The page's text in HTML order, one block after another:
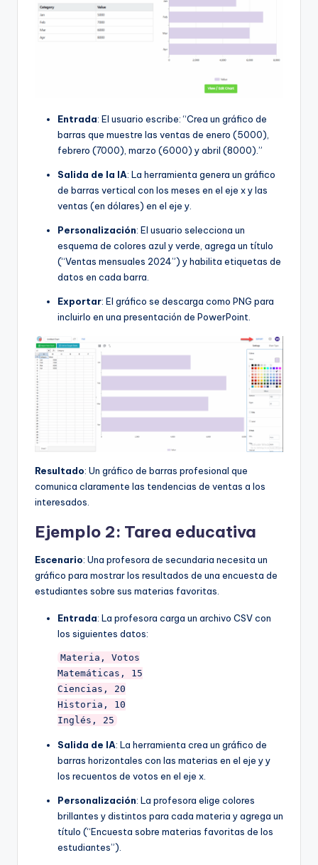
Entrada: El usuario escribe: “Crea un gráfico de
barras que muestre las ventas de enero (5000),
febrero (7000), marzo (6000) y abril (8000).”
Salida de la IA: La herramienta genera un gráfico
de barras vertical con los meses en el eje x y las
ventas (en dólares) en el eje y.
Personalización: El usuario selecciona un
esquema de colores azul y verde, agrega un título
(“Ventas mensuales 2024”) y habilita etiquetas de
datos en cada barra.
Exportar: El gráfico se descarga como PNG para
incluirlo en una presentación de PowerPoint.
Resultado: Un gráfico de barras profesional que
comunica claramente las tendencias de ventas a los
interesados.
Ejemplo 2: Tarea educativa
Escenario: Una profesora de secundaria necesita un
gráfico para mostrar los resultados de una encuesta de
estudiantes sobre sus materias favoritas.
Entrada: La profesora carga un archivo CSV con
los siguientes datos:
Materia, Votos
Matemáticas, 15
Ciencias, 20
Historia, 10
Inglés, 25
Salida de IA: La herramienta crea un gráfico de
barras horizontales con las materias en el eje y y
los recuentos de votos en el eje x.
Personalización: La profesora elige colores
brillantes y distintos para cada materia y agrega un
título (“Encuesta sobre materias favoritas de los
estudiantes”).